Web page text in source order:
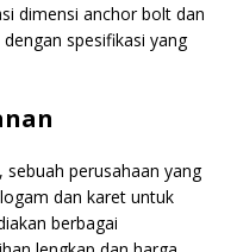
dimensi anchor bolt dan
spesifikasi yang
sebuah perusahaan yang
dan karet untuk
berbagai